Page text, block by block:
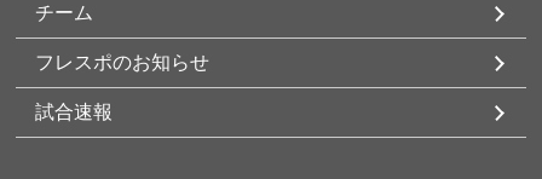
チーム
フレスポのお知らせ
試合速報